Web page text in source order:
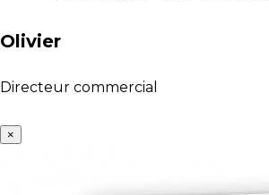
Olivier
Directeur commercial
×